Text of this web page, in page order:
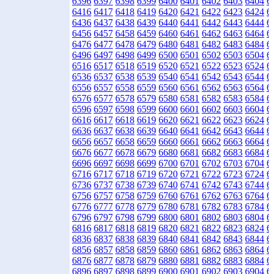
6416 6417 6418 6419 6420 6421 6422 6423 6424
6436 6437 6438 6439 6440 6441 6442 6443 6444
6456 6457 6458 6459 6460 6461 6462 6463 6464
6476 6477 6478 6479 6480 6481 6482 6483 6484
6496 6497 6498 6499 6500 6501 6502 6503 6504
6516 6517 6518 6519 6520 6521 6522 6523 6524
6536 6537 6538 6539 6540 6541 6542 6543 6544
6556 6557 6558 6559 6560 6561 6562 6563 6564
6576 6577 6578 6579 6580 6581 6582 6583 6584
6596 6597 6598 6599 6600 6601 6602 6603 6604
6616 6617 6618 6619 6620 6621 6622 6623 6624
6636 6637 6638 6639 6640 6641 6642 6643 6644
6656 6657 6658 6659 6660 6661 6662 6663 6664
6676 6677 6678 6679 6680 6681 6682 6683 6684
6696 6697 6698 6699 6700 6701 6702 6703 6704
6716 6717 6718 6719 6720 6721 6722 6723 6724
6736 6737 6738 6739 6740 6741 6742 6743 6744
6756 6757 6758 6759 6760 6761 6762 6763 6764
6776 6777 6778 6779 6780 6781 6782 6783 6784
6796 6797 6798 6799 6800 6801 6802 6803 6804
6816 6817 6818 6819 6820 6821 6822 6823 6824
6836 6837 6838 6839 6840 6841 6842 6843 6844
6856 6857 6858 6859 6860 6861 6862 6863 6864
6876 6877 6878 6879 6880 6881 6882 6883 6884
6896 6897 6898 6899 6900 6901 6902 6903 6904